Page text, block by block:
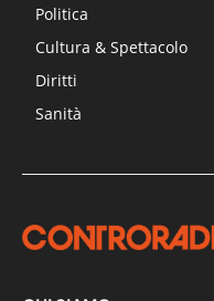
Politica
Cultura & Spettacolo
Diritti
Sanità